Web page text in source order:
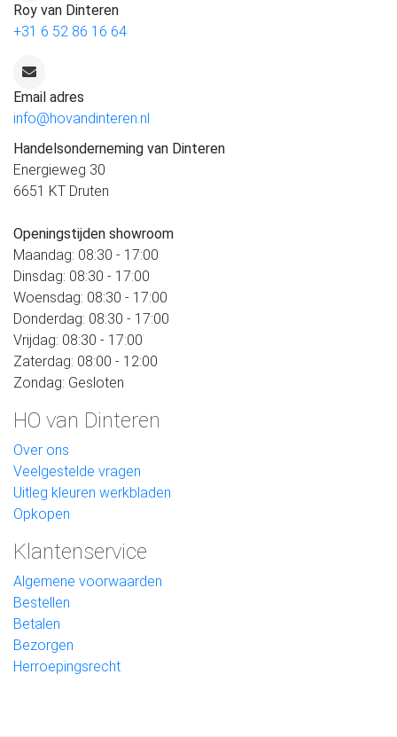
Roy van Dinteren
+31 6 52 86 16 64
Email adres
info@hovandinteren.nl
Handelsonderneming van Dinteren
Energieweg 30
6651 KT Druten
Openingstijden showroom
Maandag: 08:30 - 17:00
Dinsdag: 08:30 - 17:00
Woensdag: 08:30 - 17:00
Donderdag: 08:30 - 17:00
Vrijdag: 08:30 - 17:00
Zaterdag: 08:00 - 12:00
Zondag: Gesloten
HO van Dinteren
Over ons
Veelgestelde vragen
Uitleg kleuren werkbladen
Opkopen
Klantenservice
Algemene voorwaarden
Bestellen
Betalen
Bezorgen
Herroepingsrecht